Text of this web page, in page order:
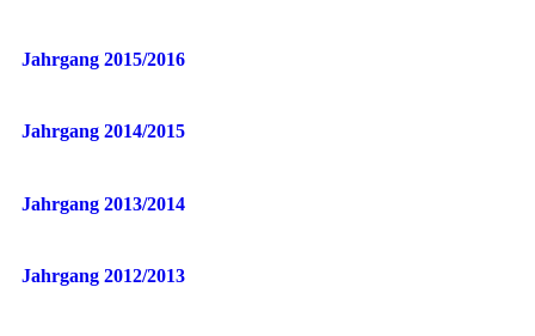
Jahrgang 2015/2016
Jahrgang 2014/2015
Jahrgang 2013/2014
Jahrgang 2012/2013